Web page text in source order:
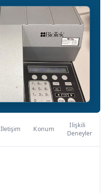
İletişim Konum
İlişkili
Deneyler